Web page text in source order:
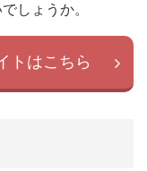
しょうか。
トはこちら